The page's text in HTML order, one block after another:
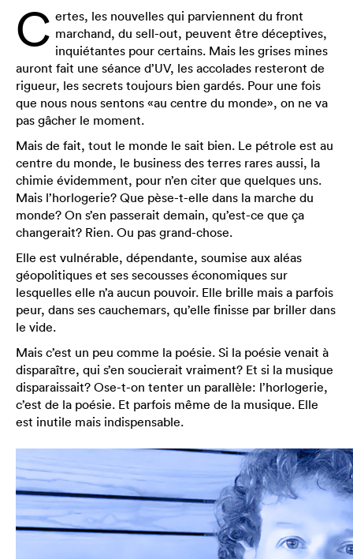
C ertes, les nouvelles qui parviennent du front
marchand, du sell-out, peuvent être déceptives,
inquiétantes pour certains. Mais les grises mines
auront fait une séance d’UV, les accolades resteront de
rigueur, les secrets toujours bien gardés. Pour une fois
que nous nous sentons «au centre du monde», on ne va
pas gâcher le moment.
Mais de fait, tout le monde le sait bien. Le pétrole est au
centre du monde, le business des terres rares aussi, la
chimie évidemment, pour n’en citer que quelques uns.
Mais l’horlogerie? Que pèse-t-elle dans la marche du
monde? On s’en passerait demain, qu’est-ce que ça
changerait? Rien. Ou pas grand-chose.
Elle est vulnérable, dépendante, soumise aux aléas
géopolitiques et ses secousses économiques sur
lesquelles elle n’a aucun pouvoir. Elle brille mais a parfois
peur, dans ses cauchemars, qu’elle finisse par briller dans
le vide.
Mais c’est un peu comme la poésie. Si la poésie venait à
disparaître, qui s’en soucierait vraiment? Et si la musique
disparaissait? Ose-t-on tenter un parallèle: l’horlogerie,
c’est de la poésie. Et parfois même de la musique. Elle
est inutile mais indispensable.